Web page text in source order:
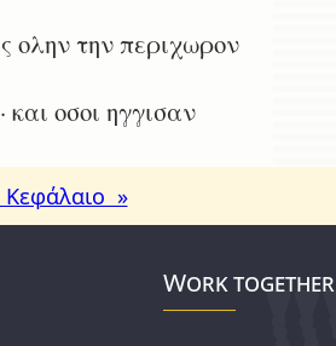
ολην την περιχωρον
οσοι ηγγισαν
»
Work together